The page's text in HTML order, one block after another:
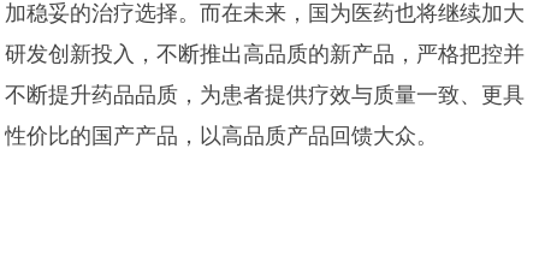
加稳妥的治疗选择。而在未来，国为医药也将继续加大
研发创新投入，不断推出高品质的新产品，严格把控并
不断提升药品品质，为患者提供疗效与质量一致、更具
性价比的国产产品，以高品质产品回馈大众。